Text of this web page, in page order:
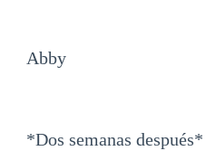
Abby
*Dos semanas después*